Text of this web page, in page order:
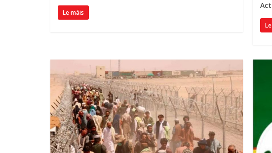
Le máis